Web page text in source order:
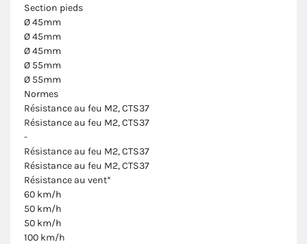
Section pieds
Ø 45mm
Ø 45mm
Ø 45mm
Ø 55mm
Ø 55mm
Normes
Résistance au feu M2, CTS37
Résistance au feu M2, CTS37
-
Résistance au feu M2, CTS37
Résistance au feu M2, CTS37
Résistance au vent*
60 km/h
50 km/h
50 km/h
100 km/h